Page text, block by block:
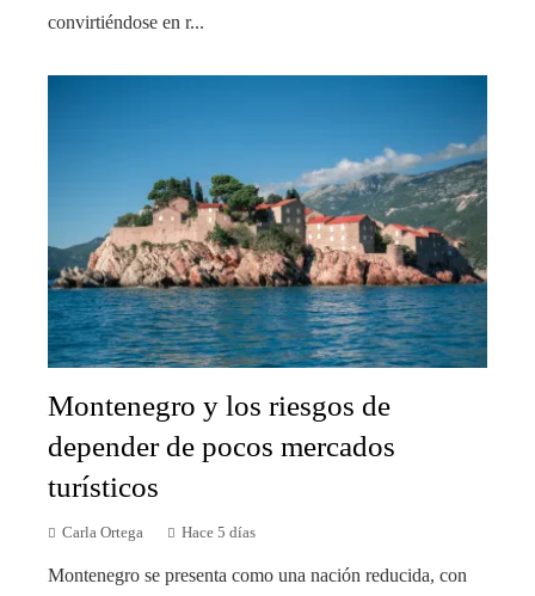
convirtiéndose en r...
Montenegro y los riesgos de
depender de pocos mercados
turísticos
Carla Ortega Hace 5 días
Montenegro se presenta como una nación reducida, con